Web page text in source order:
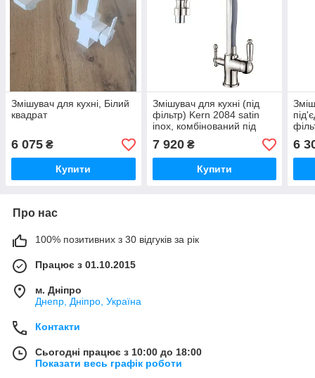
Змішувач для кухні, Білий
квадрат
6 075 ₴
Купити
Змішувач для кухні (під
фільтр) Kern 2084 satin
inox, комбінований під
7 920₴
Купити
6
Про нас
100% позитивних з 30 відгуків за рік
Працює з 01.10.2015
м. Дніпро
Днепр, Дніпро, Україна
Контакти
Сьогодні працює з 10:00 до 18:00
Показати весь графік роботи